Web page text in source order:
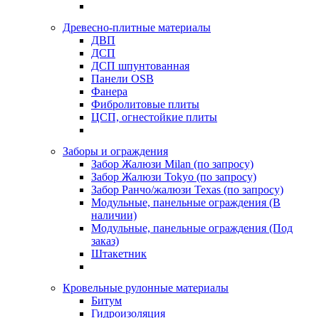
Древесно-плитные материалы
ДВП
ДСП
ДСП шпунтованная
Панели OSB
Фанера
Фибролитовые плиты
ЦСП, огнестойкие плиты
Заборы и ограждения
Забор Жалюзи Milan (по запросу)
Забор Жалюзи Tokyo (по запросу)
Забор Ранчо/жалюзи Texas (по запросу)
Модульные, панельные ограждения (В
наличии)
Модульные, панельные ограждения (Под
заказ)
Штакетник
Кровельные рулонные материалы
Битум
Гидроизоляция